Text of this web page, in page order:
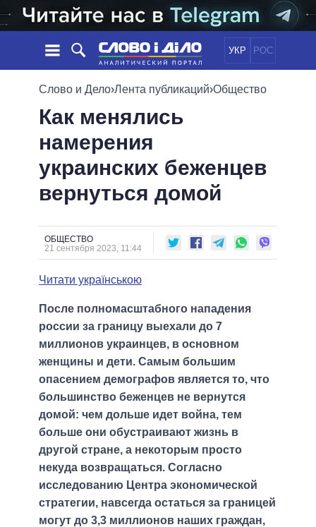
УКР РОС
НОВОСТИ
ЛЕНТА
СОБЫТИЯ
СТАТЬИ
МНЕНИЯ
ОБЗОРЫ
ДАЙДЖЕСТЫ
ПОЛИТИКА
ОБЩЕСТВО
ОБЕЩАНИЯ
ПОЛИТИКИ
ВСЕ ПОЛИТИКИ
ПРЕЗИДЕНТ И ОФИС
ВЕРХОВНАЯ РАДА
КАБИНЕТ МИНИСТРОВ
МЭРЫ
ВСЕ ПЕРСОНЫ
ПОДДЕРЖАТЬ
СРАВНЕНИЕ ПОЛИТИКОВ
Слово и Дело›Лента публикаций›Общество
Как менялись
намерения
украинских беженцев
вернуться домой
ОБЩЕСТВО
21 сентября 2023, 11:44
Читати українською
После полномасштабного нападения
россии за границу выехали до 7
миллионов украинцев, в основном
женщины и дети. Самым большим
опасением демографов является то, что
большинство беженцев не вернутся
домой: чем дольше идет война, тем
больше они обустраивают жизнь в
другой стране, а некоторым просто
некуда возвращаться. Согласно
исследованию Центра экономической
стратегии, навсегда остаться за границей
могут до 3,3 миллионов наших граждан,